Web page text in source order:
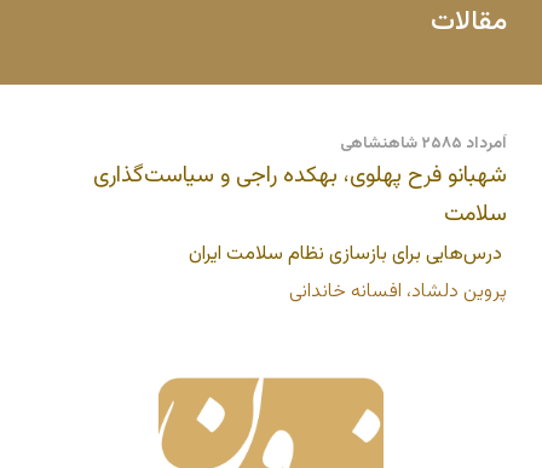
مقالات
اَمرداد ۲۵۸۵ شاهنشاهی
شهبانو فرح پهلوی، بهکده راجی و سیاست‌گذاری
سلامت
درس‌هایی برای بازسازی نظام سلامت ایران
پروین دلشاد، افسانه خاندانی